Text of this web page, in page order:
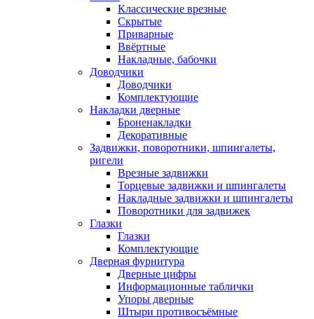
Классические врезные
Скрытые
Приварные
Ввёртные
Накладные, бабочки
Доводчики
Доводчики
Комплектующие
Накладки дверные
Броненакладки
Декоративные
Задвижки, поворотники, шпингалеты,
ригели
Врезные задвижки
Торцевые задвижки и шпингалеты
Накладные задвижки и шпингалеты
Поворотники для задвижек
Глазки
Глазки
Комплектующие
Дверная фурнитура
Дверные цифры
Информационные таблички
Упоры дверные
Штыри противосъёмные